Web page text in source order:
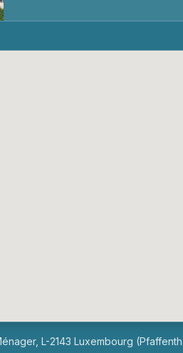
L-2143 Luxembourg